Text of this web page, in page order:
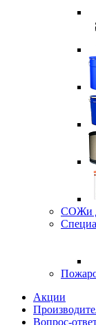
СОЖи
Акции
Вопрос-